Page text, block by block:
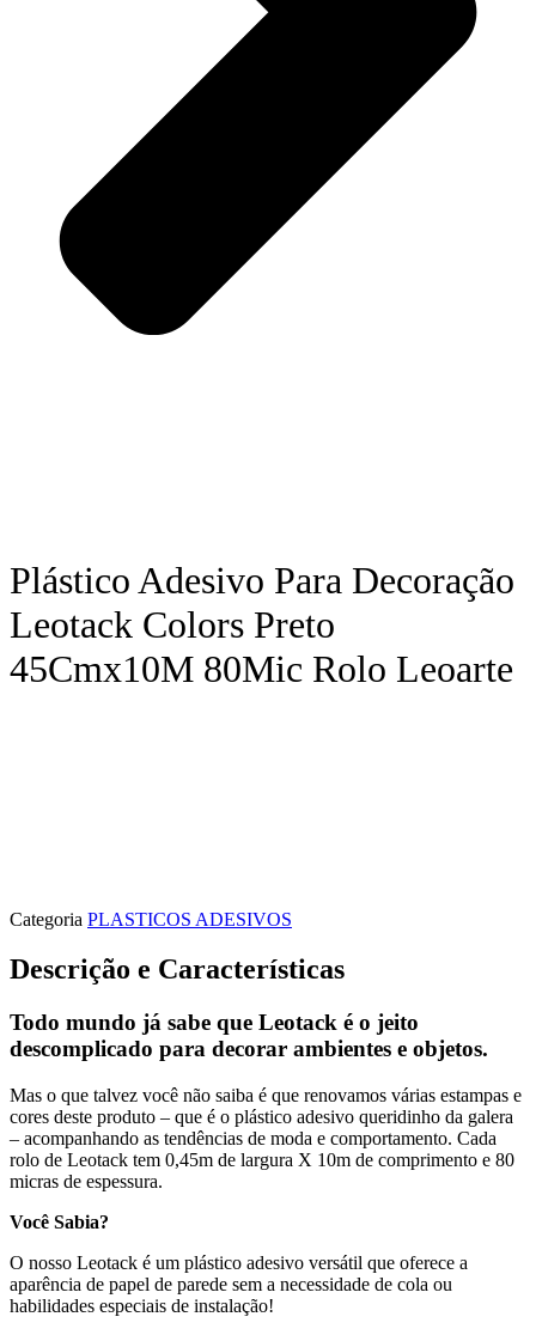
Plástico Adesivo Para Decoração
Leotack Colors Preto
45Cmx10M 80Mic Rolo Leoarte
Categoria PLASTICOS ADESIVOS
Descrição e Características
Todo mundo já sabe que Leotack é o jeito
descomplicado para decorar ambientes e objetos.
Mas o que talvez você não saiba é que renovamos várias estampas e
cores deste produto – que é o plástico adesivo queridinho da galera
– acompanhando as tendências de moda e comportamento. Cada
rolo de Leotack tem 0,45m de largura X 10m de comprimento e 80
micras de espessura.
Você Sabia?
O nosso Leotack é um plástico adesivo versátil que oferece a
aparência de papel de parede sem a necessidade de cola ou
habilidades especiais de instalação!